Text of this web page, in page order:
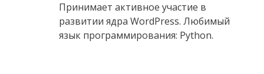
Принимает активное участие в
развитии ядра WordPress. Любимый
язык программирования: Python.